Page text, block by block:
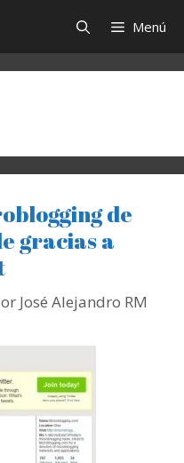
Menú
de
gracias a
José Alejandro RM